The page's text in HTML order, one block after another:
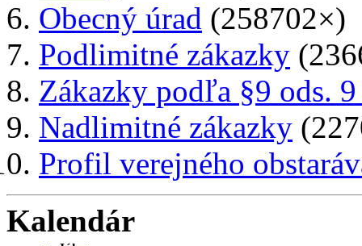
Obecný úrad (258702×)
Podlimitné zákazky
Zákazky podľa §9 ods.
Nadlimitné zákazky
Profil verejného
Kalendár